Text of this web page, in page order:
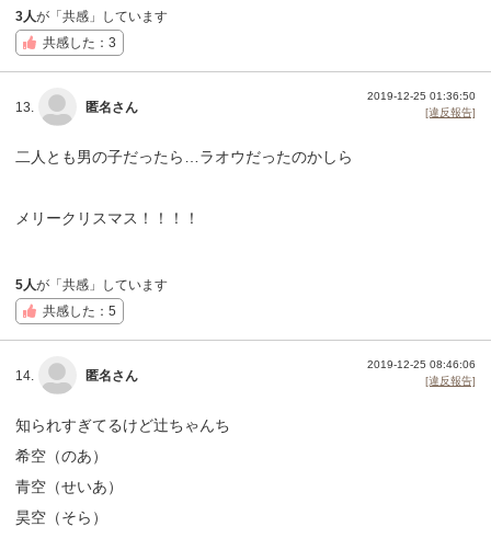
3人が「共感」しています
共感した：3
13. 匿名さん
2019-12-25 01:36:50
[違反報告]
二人とも男の子だったら…ラオウだったのかしら
メリークリスマス！！！！
5人が「共感」しています
共感した：5
14. 匿名さん
2019-12-25 08:46:06
[違反報告]
知られすぎてるけど辻ちゃんち
希空（のあ）
青空（せいあ）
昊空（そら）